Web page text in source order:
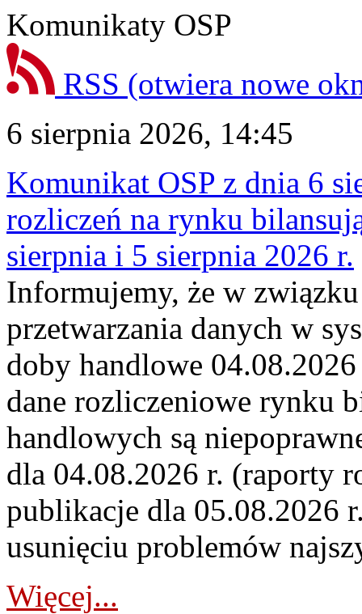
Komunikaty OSP
RSS (otwiera nowe
6 sierpnia 2026, 14:45
Komunikat OSP z dnia 6
rozliczeń na rynku
sierpnia i 5 sierpnia 2026 r.
Informujemy, że w
przetwarzania danych w
doby handlowe
dane rozliczeniowe rynku
handlowych są
dla 04.08.2026 r. (raporty
publikacje dla 05.08.2026
usunięciu problemów
Więcej...